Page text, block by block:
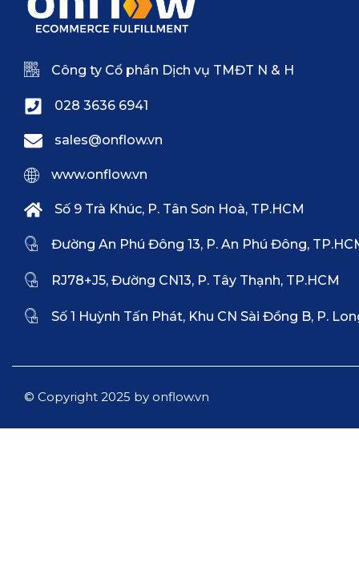
Công ty Cổ phần Dịch vụ TMĐT N & H
028 3636 6941
sales@onflow.vn
www.onflow.vn
Số 9 Trà Khúc, P. Tân Sơn Hoà, TP.HCM
Đường An Phú Đông 13, P. An Phú Đông,
RJ78+J5, Đường CN13, P. Tây Thạnh, TP.HCM
Số 1 Huỳnh Tấn Phát, Khu CN Sài Đồng B, P.
© Copyright 2025 by onflow.vn